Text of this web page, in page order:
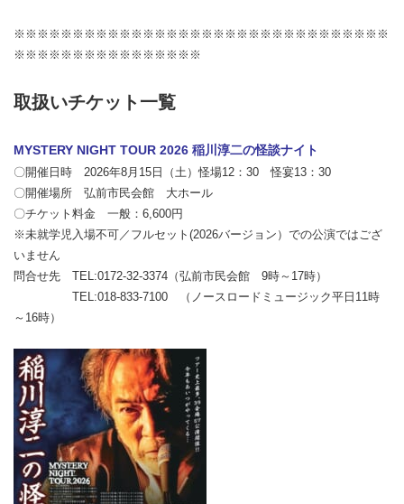
※※※※※※※※※※※※※※※※※※※※※※※※※※※※※※※※
※※※※※※※※※※※※※※※※
取扱いチケット一覧
MYSTERY NIGHT TOUR 2026 稲川淳二の怪談ナイト
〇開催日時 2026年8月15日（土）怪場12：30 怪宴13：30
〇開催場所 弘前市民会館 大ホール
〇チケット料金 一般：6,600円
※未就学児入場不可／フルセット(2026バージョン）での公演ではござ
いません
問合せ先 TEL:0172-32-3374（弘前市民会館 9時～17時）
TEL:018-833-7100 （ノースロードミュージック平日11時
～16時）